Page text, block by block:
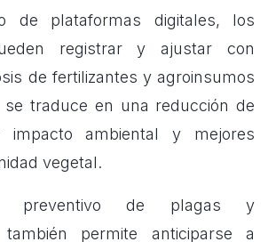
de plataformas digitales, los
registrar y ajustar con
de fertilizantes y agroinsumos
se traduce en una reducción de
impacto ambiental y mejores
vegetal.
preventivo de plagas y
también permite anticiparse a